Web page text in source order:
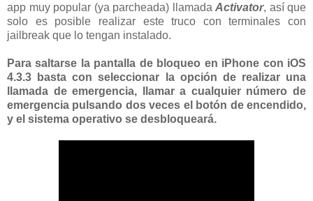
app muy popular (ya parcheada) llamada Activator, así que
solo es posible realizar este truco con terminales con
jailbreak que lo tengan instalado.
Para saltarse la pantalla de bloqueo en iPhone con iOS
4.3.3 basta con seleccionar la opción de realizar una
llamada de emergencia, llamar a cualquier número de
emergencia pulsando dos veces el botón de encendido,
y el sistema operativo se desbloqueará.